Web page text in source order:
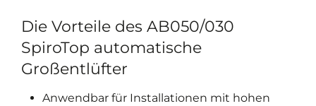
Die Vorteile des AB050/030
SpiroTop automatische
Großentlüfter
Anwendbar für Installationen mit hohen